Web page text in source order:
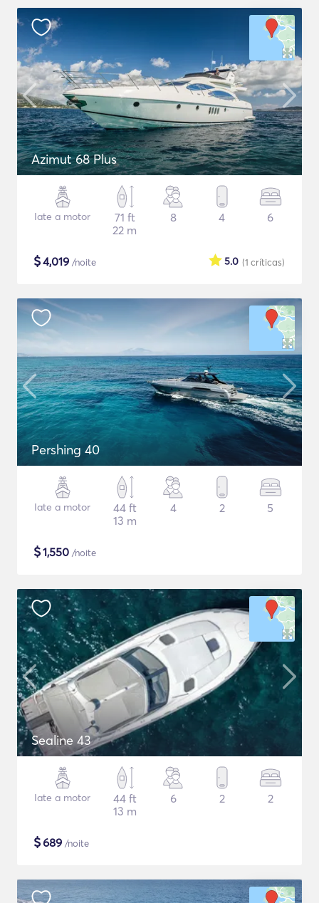
Azimut 68 Plus
Iate a motor
71 ft
22 m
8 4 6
$4,019 /noite (1 críticas)
5.0
Pershing 40
Iate a motor
44 ft
13 m
4 2 5
$1,550 /noite
Sealine 43
Iate a motor
44 ft
13 m
6 2 2
$689 /noite